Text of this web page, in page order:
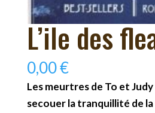
L’ile des
0,00€
Les meurtres de To et
secouer la tranquillité de la